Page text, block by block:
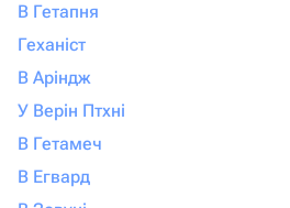
В Гетапня
Геханіст
В Аріндж
У Верін Птхні
В Гетамеч
В Егвард